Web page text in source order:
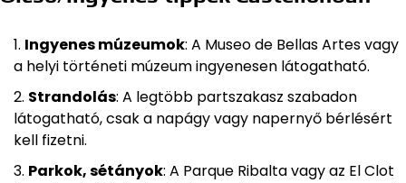
Ingyenes múzeumok: A Museo de Bellas Artes vagy
a helyi történeti múzeum ingyenesen látogatható.
Strandolás: A legtöbb partszakasz szabadon
látogatható, csak a napágy vagy napernyő bérlésért
kell fizetni.
Parkok, sétányok: A Parque Ribalta vagy az El Clot